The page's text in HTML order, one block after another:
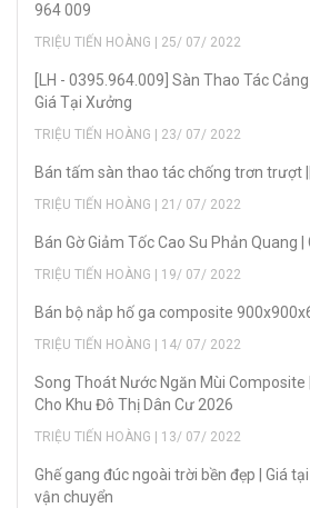
964 009
TRIỆU TIẾN HOÀNG | 25/ 07/ 2022
[LH - 0395.964.009] Sàn Thao Tác Cảng
Giá Tại Xưởng
TRIỆU TIẾN HOÀNG | 23/ 07/ 2022
Bán tấm sàn thao tác chống trơn trượt
TRIỆU TIẾN HOÀNG | 21/ 07/ 2022
Bán Gờ Giảm Tốc Cao Su Phản Quang |
TRIỆU TIẾN HOÀNG | 19/ 07/ 2022
Bán bộ nắp hố ga composite
TRIỆU TIẾN HOÀNG | 14/ 07/ 2022
Song Thoát Nước Ngăn Mùi Composite
Cho Khu Đô Thị Dân Cư 2026
TRIỆU TIẾN HOÀNG | 13/ 07/ 2022
Ghế gang đúc ngoài trời bền đẹp | Giá
vận chuyển